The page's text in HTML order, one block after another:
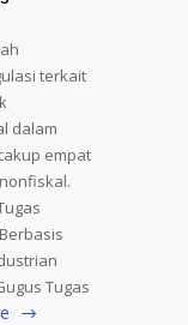
terkait
dalam
empat
Tugas